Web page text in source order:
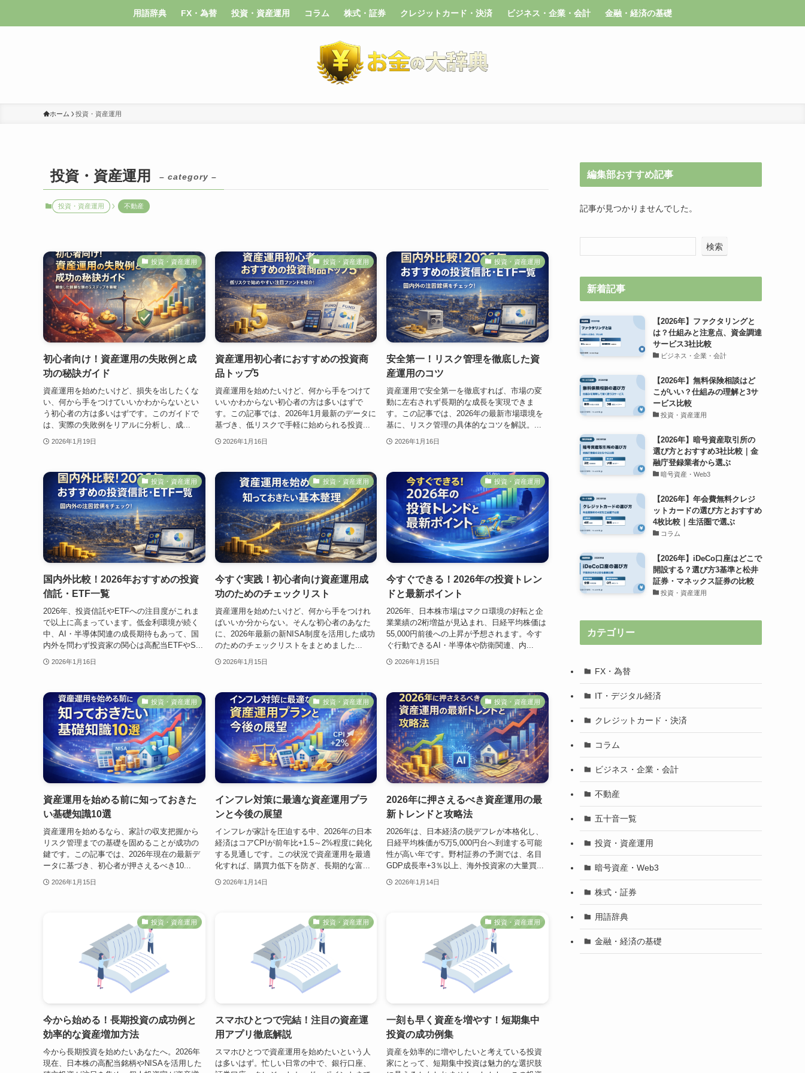
用語辞典 FX・為替 投資・資産運用 コラム 株式・証券 クレジットカード・決済 ビジネス・企業・会計 金融・経済の基礎
ホーム 投資・資産運用
投資・資産運用 – category –
投資・資産運用 不動産
投資・資産運用
初心者向け！資産運用の失敗例と成
功の秘訣ガイド
資産運用を始めたいけど、損失を出したくな
い、何から手をつけていいかわからないとい
う初心者の方は多いはずです。このガイドで
は、実際の失敗例をリアルに分析し、成...
2026年1月19日
投資・資産運用
資産運用初心者におすすめの投資商
品トップ5
資産運用を始めたいけど、何から手をつけて
いいかわからない初心者の方は多いはずで
す。この記事では、2026年1月最新のデータに
基づき、低リスクで手軽に始められる投資...
2026年1月16日
投資・資産運用
安全第一！リスク管理を徹底した資
産運用のコツ
資産運用で安全第一を徹底すれば、市場の変
動に左右されず長期的な成長を実現できま
す。この記事では、2026年の最新市場環境を
基に、リスク管理の具体的なコツを解説。...
2026年1月16日
投資・資産運用
国内外比較！2026年おすすめの投資
信託・ETF一覧
2026年、投資信託やETFへの注目度がこれま
で以上に高まっています。低金利環境が続く
中、AI・半導体関連の成長期待もあって、国
内外を問わず投資家の関心は高配当ETFやS...
2026年1月16日
投資・資産運用
今すぐ実践！初心者向け資産運用成
功のためのチェックリスト
資産運用を始めたいけど、何から手をつけれ
ばいいか分からない。そんな初心者のあなた
に、2026年最新の新NISA制度を活用した成功
のためのチェックリストをまとめました...
2026年1月15日
投資・資産運用
今すぐできる！2026年の投資トレン
ドと最新ポイント
2026年、日本株市場はマクロ環境の好転と企
業業績の2桁増益が見込まれ、日経平均株価は
55,000円前後への上昇が予想されます。今す
ぐ行動できるAI・半導体や防衛関連、内...
2026年1月15日
投資・資産運用
資産運用を始める前に知っておきた
い基礎知識10選
資産運用を始めるなら、家計の収支把握から
リスク管理までの基礎を固めることが成功の
鍵です。この記事では、2026年現在の最新デ
ータに基づき、初心者が押さえるべき10...
2026年1月15日
投資・資産運用
インフレ対策に最適な資産運用プラ
ンと今後の展望
インフレが家計を圧迫する中、2026年の日本
経済はコアCPIが前年比+1.5～2%程度に鈍化
する見通しです。この状況で資産運用を最適
化すれば、購買力低下を防ぎ、長期的な富...
2026年1月14日
投資・資産運用
2026年に押さえるべき資産運用の最
新トレンドと攻略法
2026年は、日本経済の脱デフレが本格化し、
日経平均株価が5万5,000円台へ到達する可能
性が高い年です。野村証券の予測では、名目
GDP成長率+3％以上、海外投資家の大量買...
2026年1月14日
投資・資産運用
今から始める！長期投資の成功例と
効率的な資産増加方法
今から長期投資を始めたいあなたへ。2026年
現在、日本株の高配当銘柄やNISAを活用した
投資・資産運用
スマホひとつで完結！注目の資産運
用アプリ徹底解説
スマホひとつで資産運用を始めたいという人
は多いはず。忙しい日常の中で、銀行口座、
投資・資産運用
一刻も早く資産を増やす！短期集中
投資の成功例集
資産を効率的に増やしたいと考えている投資
家にとって、短期集中投資は魅力的な選択肢
編集部おすすめ記事
記事が見つかりませんでした。
検索
新着記事
【2026年】ファクタリングと
は？仕組みと注意点、資金調達
サービス3社比較
ビジネス・企業・会計
【2026年】無料保険相談はど
こがいい？仕組みの理解と3サ
ービス比較
投資・資産運用
【2026年】暗号資産取引所の
選び方とおすすめ3社比較｜金
融庁登録業者から選ぶ
暗号資産・Web3
【2026年】年会費無料クレジ
ットカードの選び方とおすすめ
4枚比較｜生活圏で選ぶ
コラム
【2026年】iDeCo口座はどこで
開設する？選び方3基準と松井
証券・マネックス証券の比較
投資・資産運用
カテゴリー
FX・為替
IT・デジタル経済
クレジットカード・決済
コラム
ビジネス・企業・会計
不動産
五十音一覧
投資・資産運用
暗号資産・Web3
株式・証券
用語辞典
金融・経済の基礎